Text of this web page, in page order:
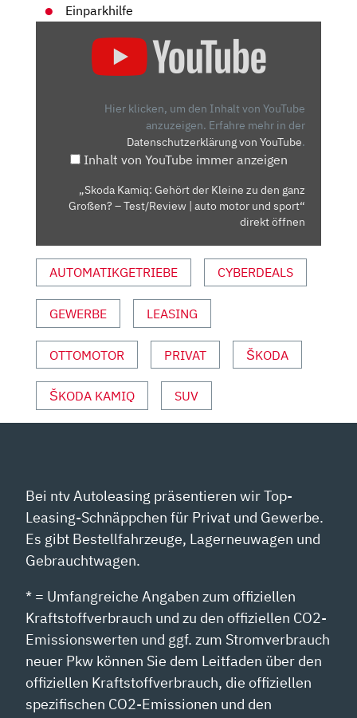
Einparkhilfe
GROSSEN? –
UTO M
OTOR U
ND S
PORT“ V
OUTUBE A
NZEIGEN
Hier klicken, um den Inhalt von YouTube
anzuzeigen. Erfahre mehr in der
Datenschutzerklärung von YouTube.
Inhalt von YouTube immer anzeigen
„Skoda Kamiq: Gehört der Kleine zu den ganz
Großen? – Test/Review | auto motor und sport“
direkt öffnen
AUTOMATIKGETRIEBE CYBERDEALS
GEWERBE LEASING
OTTOMOTOR PRIVAT ŠKODA
ŠKODA KAMIQ SUV
Bei ntv Autoleasing präsentieren wir Top-
Leasing-Schnäppchen für Privat und Gewerbe.
Es gibt Bestellfahrzeuge, Lagerneuwagen und
Gebrauchtwagen.
* = Umfangreiche Angaben zum offiziellen
Kraftstoffverbrauch und zu den offiziellen CO2-
Emissionswerten und ggf. zum Stromverbrauch
neuer Pkw können Sie dem Leitfaden über den
offiziellen Kraftstoffverbrauch, die offiziellen
spezifischen CO2-Emissionen und den